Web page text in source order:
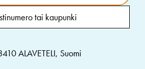
ALAVETELI, Suomi